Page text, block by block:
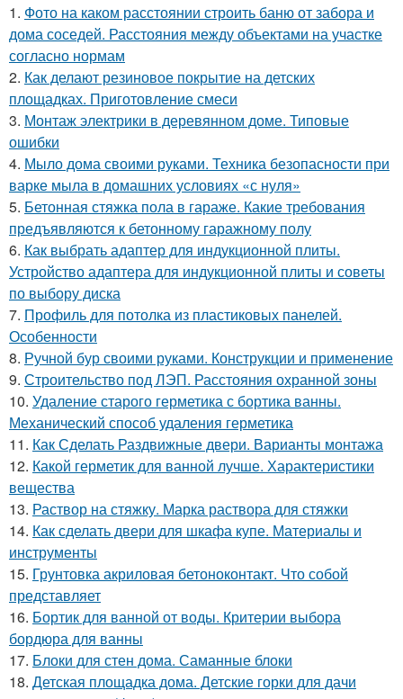
1. Фото на каком расстоянии строить баню от забора и
дома соседей. Расстояния между объектами на участке
согласно нормам
2. Как делают резиновое покрытие на детских
площадках. Приготовление смеси
3. Монтаж электрики в деревянном доме. Типовые
ошибки
4. Мыло дома своими руками. Техника безопасности при
варке мыла в домашних условиях «с нуля»
5. Бетонная стяжка пола в гараже. Какие требования
предъявляются к бетонному гаражному полу
6. Как выбрать адаптер для индукционной плиты.
Устройство адаптера для индукционной плиты и советы
по выбору диска
7. Профиль для потолка из пластиковых панелей.
Особенности
8. Ручной бур своими руками. Конструкции и применение
9. Строительство под ЛЭП. Расстояния охранной зоны
10. Удаление старого герметика с бортика ванны.
Механический способ удаления герметика
11. Как Сделать Раздвижные двери. Варианты монтажа
12. Какой герметик для ванной лучше. Характеристики
вещества
13. Раствор на стяжку. Марка раствора для стяжки
14. Как сделать двери для шкафа купе. Материалы и
инструменты
15. Грунтовка акриловая бетоноконтакт. Что собой
представляет
16. Бортик для ванной от воды. Критерии выбора
бордюра для ванны
17. Блоки для стен дома. Саманные блоки
18. Детская площадка дома. Детские горки для дачи